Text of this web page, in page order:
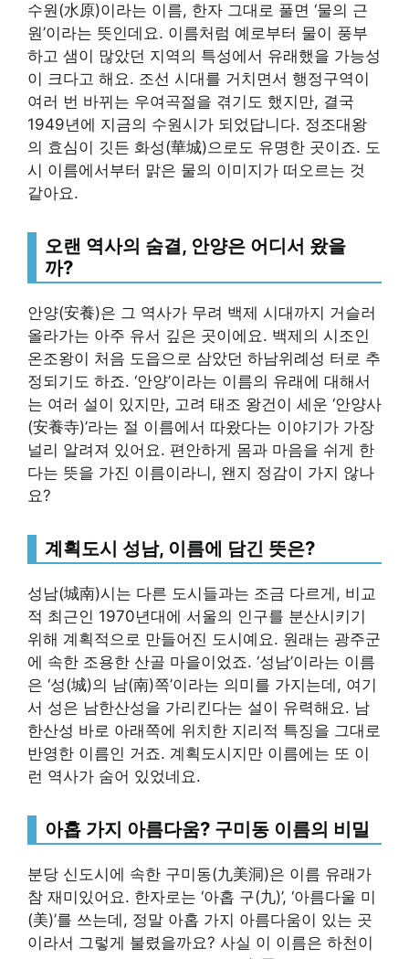
수원(水原)이라는 이름, 한자 그대로 풀면 ‘물의 근
원’이라는 뜻인데요. 이름처럼 예로부터 물이 풍부
하고 샘이 많았던 지역의 특성에서 유래했을 가능성
이 크다고 해요. 조선 시대를 거치면서 행정구역이
여러 번 바뀌는 우여곡절을 겪기도 했지만, 결국
1949년에 지금의 수원시가 되었답니다. 정조대왕
의 효심이 깃든 화성(華城)으로도 유명한 곳이죠. 도
시 이름에서부터 맑은 물의 이미지가 떠오르는 것
같아요.
오랜 역사의 숨결, 안양은 어디서 왔을
까?
안양(安養)은 그 역사가 무려 백제 시대까지 거슬러
올라가는 아주 유서 깊은 곳이에요. 백제의 시조인
온조왕이 처음 도읍으로 삼았던 하남위례성 터로 추
정되기도 하죠. ‘안양’이라는 이름의 유래에 대해서
는 여러 설이 있지만, 고려 태조 왕건이 세운 ‘안양사
(安養寺)’라는 절 이름에서 따왔다는 이야기가 가장
널리 알려져 있어요. 편안하게 몸과 마음을 쉬게 한
다는 뜻을 가진 이름이라니, 왠지 정감이 가지 않나
요?
계획도시 성남, 이름에 담긴 뜻은?
성남(城南)시는 다른 도시들과는 조금 다르게, 비교
적 최근인 1970년대에 서울의 인구를 분산시키기
위해 계획적으로 만들어진 도시예요. 원래는 광주군
에 속한 조용한 산골 마을이었죠. ‘성남’이라는 이름
은 ‘성(城)의 남(南)쪽’이라는 의미를 가지는데, 여기
서 성은 남한산성을 가리킨다는 설이 유력해요. 남
한산성 바로 아래쪽에 위치한 지리적 특징을 그대로
반영한 이름인 거죠. 계획도시지만 이름에는 또 이
런 역사가 숨어 있었네요.
아홉 가지 아름다움? 구미동 이름의 비밀
분당 신도시에 속한 구미동(九美洞)은 이름 유래가
참 재미있어요. 한자로는 ‘아홉 구(九)’, ‘아름다울 미
(美)’를 쓰는데, 정말 아홉 가지 아름다움이 있는 곳
이라서 그렇게 불렸을까요? 사실 이 이름은 하천이